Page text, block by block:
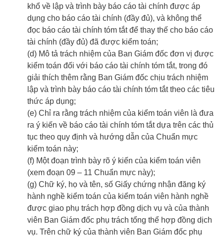
khổ về lập và trình bày báo cáo tài chính được áp
dụng cho báo cáo tài chính (đầy đủ), và không thể
đọc báo cáo tài chính tóm tắt để thay thế cho báo cáo
tài chính (đầy đủ) đã được kiểm toán;
(d) Mô tả trách nhiệm của Ban Giám đốc đơn vị được
kiểm toán đối với báo cáo tài chính tóm tắt, trong đó
giải thích thêm rằng Ban Giám đốc chịu trách nhiệm
lập và trình bày báo cáo tài chính tóm tắt theo các tiêu
thức áp dụng;
(e) Chỉ ra rằng trách nhiệm của kiểm toán viên là đưa
ra ý kiến về báo cáo tài chính tóm tắt dựa trên các thủ
tục theo quy định và hướng dẫn của Chuẩn mực
kiểm toán này;
(f) Một đoạn trình bày rõ ý kiến của kiểm toán viên
(xem đoạn 09 – 11 Chuẩn mực này);
(g) Chữ ký, họ và tên, số Giấy chứng nhận đăng ký
hành nghề kiểm toán của kiểm toán viên hành nghề
được giao phụ trách hợp đồng dịch vụ và của thành
viên Ban Giám đốc phụ trách tổng thể hợp đồng dịch
vụ. Trên chữ ký của thành viên Ban Giám đốc phụ